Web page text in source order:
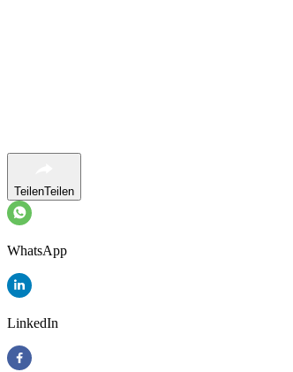
TeilenTeilen
WhatsApp
LinkedIn